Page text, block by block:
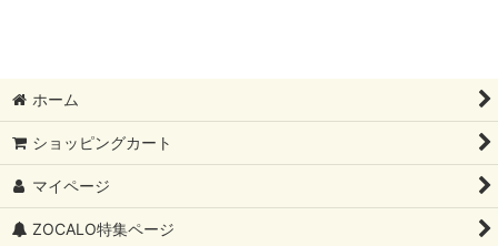
ホーム
ショッピングカート
マイページ
ZOCALO特集ページ